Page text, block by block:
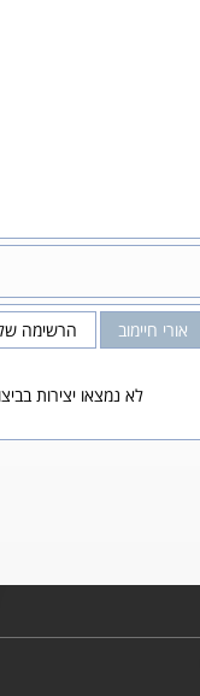
אורי חיימוב הרשימה
לא נמצאו יצירות